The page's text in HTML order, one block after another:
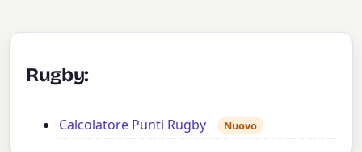
Rugby:
Calcolatore Punti Rugby Nuovo